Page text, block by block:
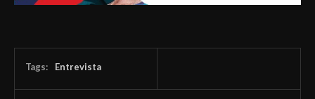
Tags: Entrevista